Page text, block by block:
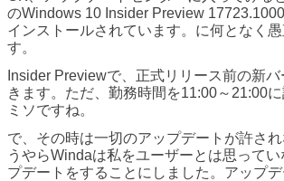
のWindows 10 Insider Preview
インストールされています。に何となく
す。
Insider Previewで、正式リリース前の新
きます。ただ、勤務時間を11:00～21:00
ミソですね。
で、その時は一切のアップデートが許さ
うやらWindaは私をユーザーとは思って
プデートをすることにしました。アップ